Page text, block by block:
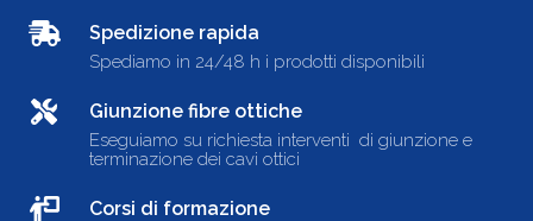
Spedizione rapida
Spediamo in 24/48 h i prodotti disponibili
Giunzione fibre ottiche
Eseguiamo su richiesta interventi di giunzione e
terminazione dei cavi ottici
Corsi di formazione